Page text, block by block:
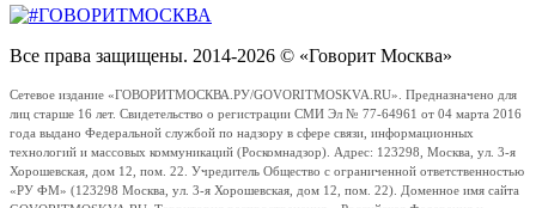
Все права защищены. 2014-2026 © «Говорит Москва»
Сетевое издание «ГОВОРИТМОСКВА.РУ/GOVORITMOSKVA.RU». Предназначено для
лиц старше 16 лет. Свидетельство о регистрации СМИ Эл № 77-64961 от 04 марта 2016
года выдано Федеральной службой по надзору в сфере связи, информационных
технологий и массовых коммуникаций (Роскомнадзор). Адрес: 123298, Москва, ул. 3-я
Хорошевская, дом 12, пом. 22. Учредитель Общество с ограниченной ответственностью
«РУ ФМ» (123298 Москва, ул. 3-я Хорошевская, дом 12, пом. 22). Доменное имя сайта